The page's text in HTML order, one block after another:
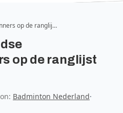
op de ranglij…
op de ranglijst
Badminton Nederland·